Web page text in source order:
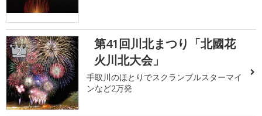
2
第41回川北まつり「北國花
火川北大会」
手取川のほとりでスクランブルスターマイ
ンなど2万発